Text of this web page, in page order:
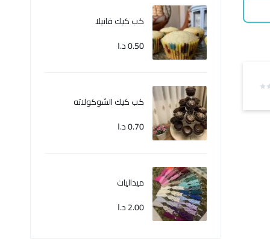
كب كيك فانيلا
0.50د.ا
كب كيك الشوكولاته
0.70د.ا
ميداليات
2.00د.ا